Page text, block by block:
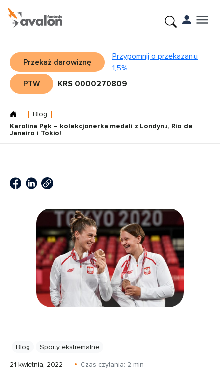
Przekaż darowiznę
Przypomnij o przekazaniu
1,5%
PTW
KRS 0000270809
Blog
Karolina Pęk – kolekcjonerka medali z Londynu, Rio de
Janeiro i Tokio!
Blog Sporty ekstremalne
21 kwietnia, 2022 Czas czytania: 2 min